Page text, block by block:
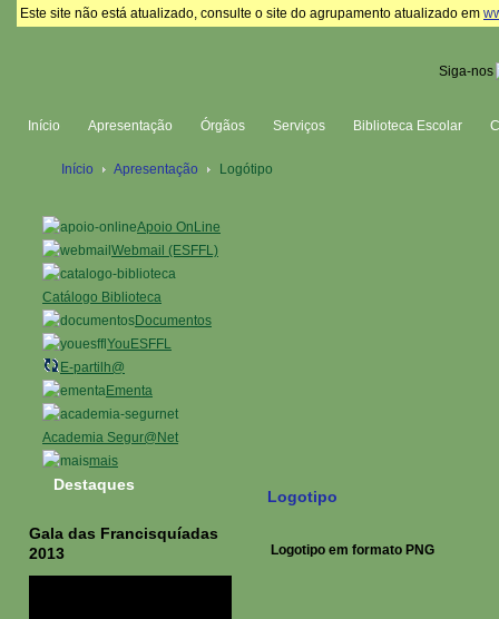
Este site não está atualizado, consulte o site do agrupamento atualizado em
Siga-nos
Início Apresentação Órgãos Serviços Biblioteca Escolar
Apoio OnLine
Webmail (ESFFL)
Catálogo Biblioteca
Documentos
YouESFFL
E-partilh@
Ementa
Academia Segur@Net
mais
Início Apresentação Logótipo
Logotipo
Logotipo em formato PNG
Destaques
Gala das Francisquíadas
2013